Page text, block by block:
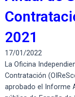
2021
17/01/2022
La Oficina
Contratación
aprobado el Informe